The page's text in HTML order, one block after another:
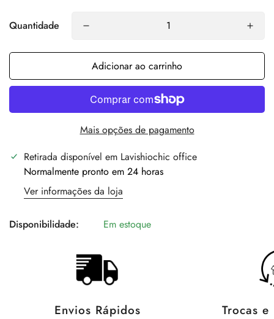
Quantidade
Adicionar ao carrinho
Mais opções de pagamento
Retirada disponível em Lavishiochic office
Normalmente pronto em 24 horas
Ver informações da loja
Disponibilidade: Em estoque
Envios Rápidos Trocas